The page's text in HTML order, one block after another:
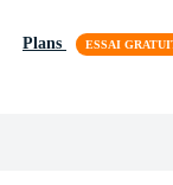
Plans